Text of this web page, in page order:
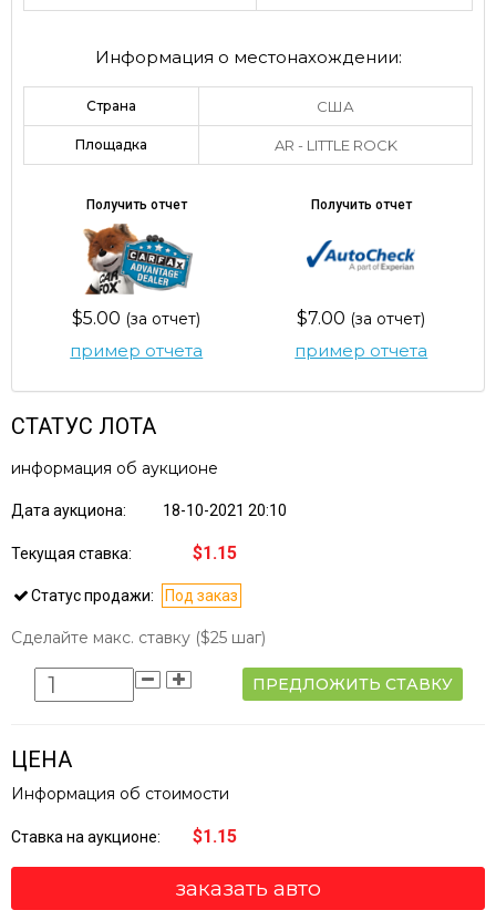
Информация о местонахождении:
Страна США
Площадка AR - LITTLE ROCK
Получить отчет
$5.00 (за отчет)
пример отчета
Получить отчет
$7.00 (за отчет)
пример отчета
СТАТУС ЛОТА
информация об аукционе
Дата аукциона: 18-10-2021 20:10
Текущая ставка: $1.15
Статус продажи: Под заказ
Сделайте макс. ставку ($25 шаг)
ПРЕДЛОЖИТЬ СТАВКУ
ЦЕНА
Информация об стоимости
Ставка на аукционе: $1.15
заказать авто